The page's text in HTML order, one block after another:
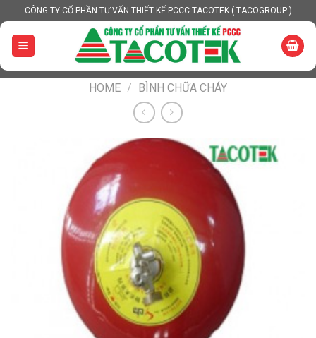
to
content
CÔNG TY CỔ PHẦN TƯ VẤN THIẾT KẾ PCCC TACOTEK ( TACOGROUP )
HOME / BÌNH CHỮA CHÁY